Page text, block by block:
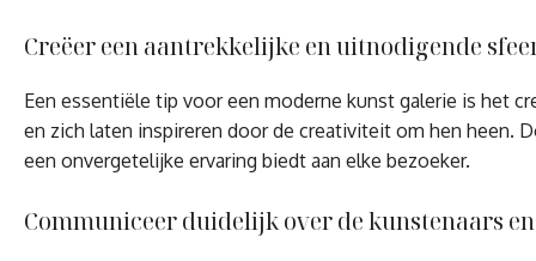
Creëer een aantrekkelijke en uitnodigende
Een essentiële tip voor een moderne kunst galerie is het
en zich laten inspireren door de creativiteit om hen heen.
een onvergetelijke ervaring biedt aan elke bezoeker.
Communiceer duidelijk over de kunstenaars